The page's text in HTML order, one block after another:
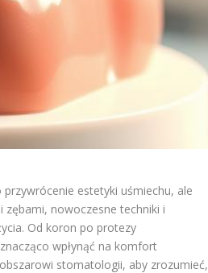
estetyki uśmiechu, ale
nowoczesne techniki i
Od koron po protezy
wpłynąć na komfort
stomatologii, aby zrozumieć,